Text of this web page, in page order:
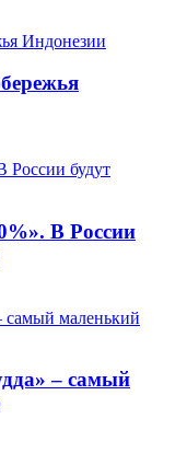
В России
– самый